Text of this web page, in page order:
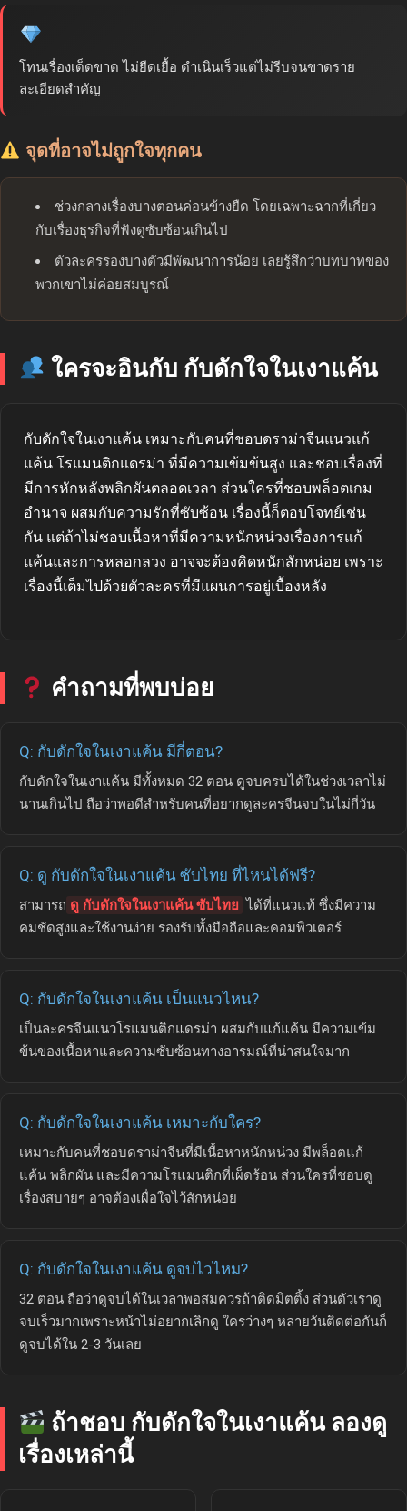
โทนเรื่องเด็ดขาด ไม่ยืดเยื้อ ดำเนินเร็วแต่ไม่รีบจนขาดราย
ละเอียดสำคัญ
จุดที่อาจไม่ถูกใจทุกคน
ช่วงกลางเรื่องบางตอนค่อนข้างยืด โดยเฉพาะฉากที่เกี่ยว
กับเรื่องธุรกิจที่ฟังดูซับซ้อนเกินไป
ตัวละครรองบางตัวมีพัฒนาการน้อย เลยรู้สึกว่าบทบาทของ
พวกเขาไม่ค่อยสมบูรณ์
ใครจะอินกับ กับดักใจในเงาแค้น
กับดักใจในเงาแค้น เหมาะกับคนที่ชอบดราม่าจีนแนวแก้
แค้น โรแมนติกแดรม่า ที่มีความเข้มข้นสูง และชอบเรื่องที่
มีการหักหลังพลิกผันตลอดเวลา ส่วนใครที่ชอบพล็อตเกม
อำนาจ ผสมกับความรักที่ซับซ้อน เรื่องนี้ก็ตอบโจทย์เช่น
กัน แต่ถ้าไม่ชอบเนื้อหาที่มีความหนักหน่วงเรื่องการแก้
แค้นและการหลอกลวง อาจจะต้องคิดหนักสักหน่อย เพราะ
เรื่องนี้เต็มไปด้วยตัวละครที่มีแผนการอยู่เบื้องหลัง
คำถามที่พบบ่อย
Q: กับดักใจในเงาแค้น มีกี่ตอน?
กับดักใจในเงาแค้น มีทั้งหมด 32 ตอน ดูจบครบได้ในช่วงเวลาไม่
นานเกินไป ถือว่าพอดีสำหรับคนที่อยากดูละครจีนจบในไม่กี่วัน
Q: ดู กับดักใจในเงาแค้น ซับไทย ที่ไหนได้ฟรี?
สามารถ ดู กับดักใจในเงาแค้น ซับไทย ได้ที่แนวแท้ ซึ่งมีความ
คมชัดสูงและใช้งานง่าย รองรับทั้งมือถือและคอมพิวเตอร์
Q: กับดักใจในเงาแค้น เป็นแนวไหน?
เป็นละครจีนแนวโรแมนติกแดรม่า ผสมกับแก้แค้น มีความเข้ม
ข้นของเนื้อหาและความซับซ้อนทางอารมณ์ที่น่าสนใจมาก
Q: กับดักใจในเงาแค้น เหมาะกับใคร?
เหมาะกับคนที่ชอบดราม่าจีนที่มีเนื้อหาหนักหน่วง มีพล็อตแก้
แค้น พลิกผัน และมีความโรแมนติกที่เผ็ดร้อน ส่วนใครที่ชอบดู
เรื่องสบายๆ อาจต้องเผื่อใจไว้สักหน่อย
Q: กับดักใจในเงาแค้น ดูจบไวไหม?
32 ตอน ถือว่าดูจบได้ในเวลาพอสมควรถ้าติดมิตติ้ง ส่วนตัวเราดู
จบเร็วมากเพราะหน้าไม่อยากเลิกดู ใครว่างๆ หลายวันติดต่อกันก็
ดูจบได้ใน 2-3 วันเลย
ถ้าชอบ กับดักใจในเงาแค้น ลองดู
เรื่องเหล่านี้